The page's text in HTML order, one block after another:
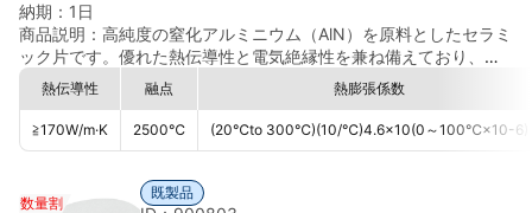
納期： 1日
商品説明： 高純度の窒化アルミニウム（AlN）を原料としたセラミ
ック片です。優れた熱伝導性と電気絶縁性を兼ね備えており、電
子部品や高温環境下での放熱用途に最適です。
熱伝導性
≧170W/m·K
融点
2500℃
熱膨張係数
(20℃to 300℃)(10/℃)4.6×10(0～100℃×10-6)
数量割
既製品